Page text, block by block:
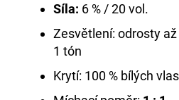
Síla: 6 % / 20 vol.
Zesvětlení: odrosty
1 tón
Krytí: 100 % bílých